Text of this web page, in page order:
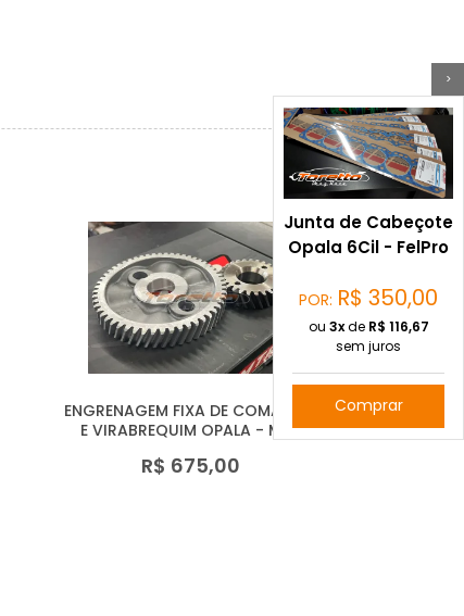
>
Junta de Cabeçote
Opala 6Cil - FelPro
POR: R$ 350,00
ou 3xde R$ 116,67
sem juros
Comprar
ENGRENAGEM FIXA DE COMANDO
E VIRABREQUIM OPALA - MTR
R$ 675,00